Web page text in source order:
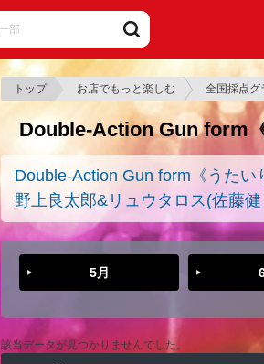
トップ お店でもっと楽しむ 全国採点グ
Double-Action Gun form
Double-Action Gun form《うたい
野上良太郎&リュウタロス(佐藤
5月
該当データが見つかりませんでした。